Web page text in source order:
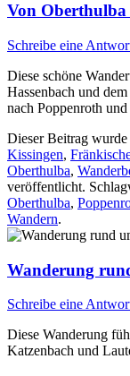
Von Oberthulba
Schreibe eine
Diese schöne
Hassenbach und
nach Poppenroth
Dieser Beitrag wurde
Kissingen,
Oberthulba,
veröffentlicht.
Oberthulba,
Wandern.
Wanderung
Schreibe eine
Diese Wanderung
Katzenbach und